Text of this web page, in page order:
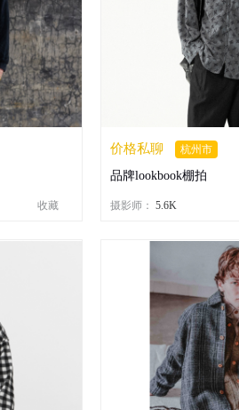
收藏
价格私聊 杭州市
品牌lookbook棚拍
摄影师： 5.6K